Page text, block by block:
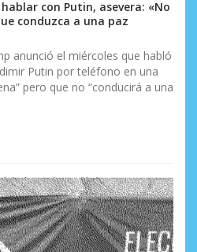
con Putin, asevera: «No
conduzca a una paz
anunció el miércoles que habló
Putin por teléfono en una
pero que no “conducirá a una